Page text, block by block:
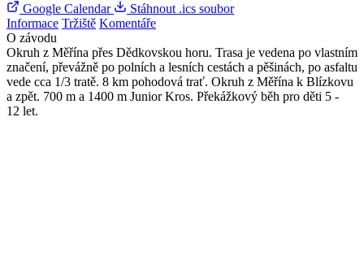
Google Calendar
Stáhnout .ics soubor
Informace Tržiště Komentáře
O závodu
Okruh z Měřína přes Dědkovskou horu. Trasa je vedena po vlastním
značení, převážně po polních a lesních cestách a pěšinách, po asfaltu
vede cca 1/3 tratě. 8 km pohodová trať. Okruh z Měřína k Blízkovu
a zpět. 700 m a 1400 m Junior Kros. Překážkový běh pro děti 5 -
12 let.